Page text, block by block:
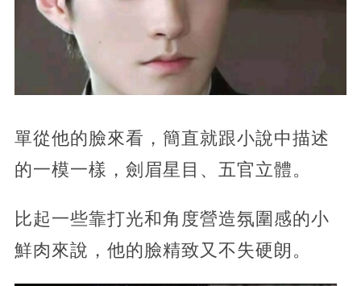
單從他的臉來看，簡直就跟小說中描述
的一模一樣，劍眉星目、五官立體。
比起一些靠打光和角度營造氛圍感的小
鮮肉來說，他的臉精致又不失硬朗。